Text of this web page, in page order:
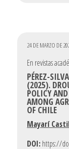
24 DE MARZO DE
En revistas
PÉREZ-
(2025).
POLICY
AMONG
OF CHILE
Mayarí
DOI: https://